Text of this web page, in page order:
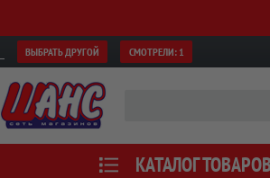
ВЫБРАТЬ ДРУГОЙ СМОТРЕЛИ: 1
КАТАЛОГ ТОВАРОВ